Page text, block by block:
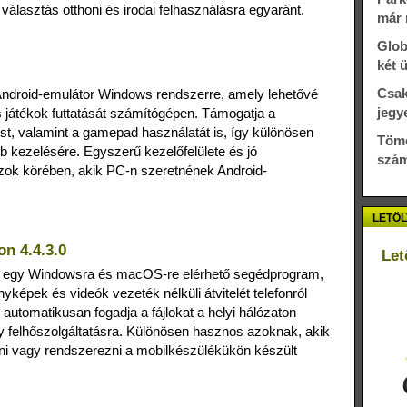
otthoni és irodai felhasználásra egyaránt.
emulátor Windows rendszerre, amely lehetővé
futtatását számítógépen. Támogatja a
valamint a gamepad használatát is, így különösen
kezelésére. Egyszerű kezelőfelülete és jó
körében, akik PC-n szeretnének Android-
4.4.3.0
Windowsra és macOS-re elérhető segédprogram,
és videók vezeték nélküli átvitelét telefonról
fogadja a fájlokat a helyi hálózaton
Különösen hasznos azoknak, akik
vagy rendszerezni a mobilkészülékükön készült
már
két